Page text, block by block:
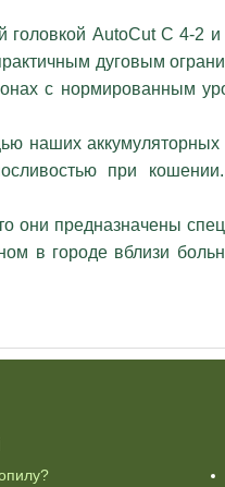
AutoCut C 4-2
дуговым
с нормированным
наших
при
они предназначены
в городе вблизи